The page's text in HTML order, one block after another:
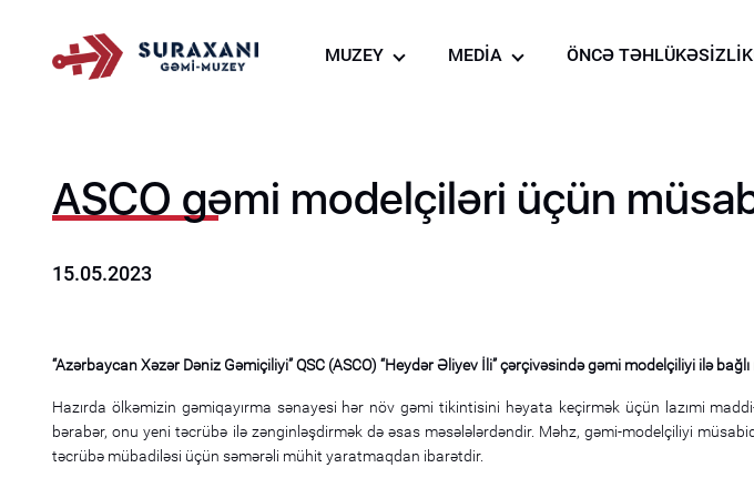
MUZEY
Gəmi-muzeyin restoranı
MEDİA ÖNCƏ
ASCO gəmi modelçiləri üçün
15.05.2023
“Azərbaycan Xəzər Dəniz Gəmiçiliyi” QSC (ASCO) “Heydər Əliyev İli” çərçivəsində gəmi modelçiliyi ilə
Hazırda ölkəmizin gəmiqayırma sənayesi hər növ gəmi tikintisini həyata keçirmək üçün lazımi
bərabər, onu yeni təcrübə ilə zənginləşdirmək də əsas məsələlərdəndir. Məhz, gəmi-modelçiliyi
təcrübə mübadiləsi üçün səmərəli mühit yaratmaqdan ibarətdir.